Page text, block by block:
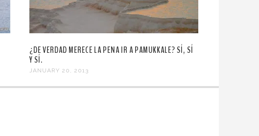
¿DE VERDAD MERECE LA PENA IR A PAMUKKALE? SÍ, SÍ
Y SÍ.
JANUARY 20, 2013